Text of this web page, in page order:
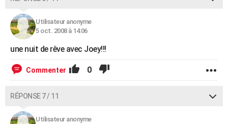
Utilisateur anonyme
5 oct. 2008 à 14:06
une nuit de rêve avec Joey!!!
Commenter 0
RÉPONSE 7 / 11
Utilisateur anonyme